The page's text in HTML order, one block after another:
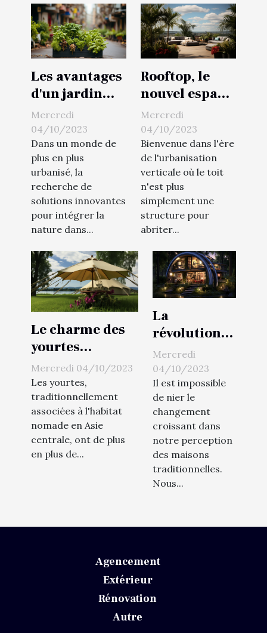
Les avantages
d'un jardin
vertical en
ville
Mercredi
04/10/2023
Dans un monde de
plus en plus
urbanisé, la
recherche de
solutions innovantes
pour intégrer la
nature dans...
Rooftop, le
nouvel espace
de vie urbain
Mercredi
04/10/2023
Bienvenue dans l'ère
de l'urbanisation
verticale où le toit
n'est plus
simplement une
structure pour
abriter...
Le charme des
yourtes
contemporaines
en France
Mercredi 04/10/2023
Les yourtes,
traditionnellement
associées à l'habitat
nomade en Asie
centrale, ont de plus
en plus de...
La
révolution
des micro-
maisons
écologiques
Mercredi
04/10/2023
Il est impossible
de nier le
changement
croissant dans
notre perception
des maisons
traditionnelles.
Nous...
Agencement
Extérieur
Rénovation
Autre